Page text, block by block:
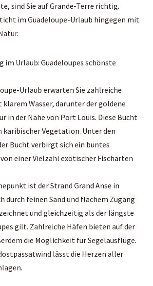
sind Sie auf Grande-Terre richtig.
im Guadeloupe-Urlaub hingegen mit
im Urlaub: Guadeloupes schönste
Urlaub erwarten Sie zahlreiche
Wasser, darunter der goldene
in der Nähe von Port Louis. Diese Bucht
karibischer Vegetation. Unter den
Bucht verbirgt sich ein buntes
einer Vielzahl exotischer Fischarten
ist der Strand Grand Anse in
durch feinen Sand und flachem Zugang
und gleichzeitig als der längste
gilt. Zahlreiche Häfen bieten auf der
die Möglichkeit für Segelausflüge.
lässt die Herzen aller